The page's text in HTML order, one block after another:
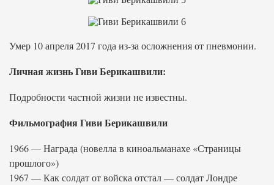
Умер 10 апреля 2017 года из-за осложнения от пневмонии.
Личная жизнь Гиви Берикашвили:
Подробности частной жизни не известны.
Фильмография Гиви Берикашвили
1966 — Награда (новелла в киноальманахе «Страницы
прошлого»)
1967 — Как солдат от войска отстал — солдат Лондре